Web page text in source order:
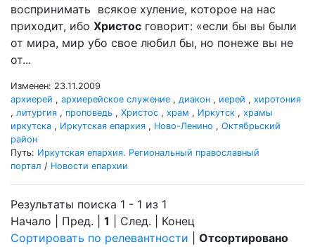
воспринимать всякое хуление, которое на нас
приходит, ибо Христос говорит: «если бы вы были
от мира, мир убо свое любил бы, но понеже вы не
от...
Изменен: 23.11.2009
архиерей , архиерейское служение , диакон , иерей , хиротония
, литургия , проповедь , Христос , храм , Иркутск , храмы
иркутска , Иркутская епархия , Ново-Ленино , Октябрьский
район
Путь: Иркутская епархия. Региональный православный
портал / Новости епархии
Результаты поиска 1 - 1 из 1
Начало | Пред. | 1 | След. | Конец
Сортировать по релевантности
Отсортировано